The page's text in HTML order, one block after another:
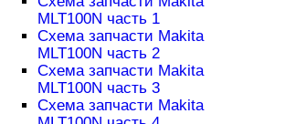
MLT100N часть 1
Схема запчасти Makita
MLT100N часть 2
Схема запчасти Makita
MLT100N часть 3
Схема запчасти Makita